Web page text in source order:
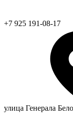
+7 925 191-08-17
улица Генерала